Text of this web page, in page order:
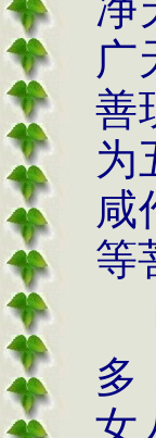
广
善
为
咸
等
多
女